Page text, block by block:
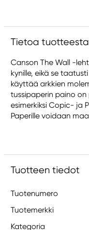
Tietoa tuotteesta
Canson The Wall -
kynille, eikä se
käyttää arkkien
tussipaperin paino on
esimerkiksi Copic- ja
Paperille voidaan
Tuotteen tiedot
Tuotenumero
Tuotemerkki
Kategoria